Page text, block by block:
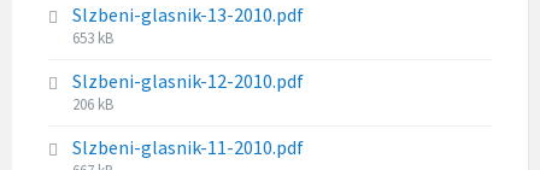
i
z
e
:
l
e
i
z
e
:
Slzbeni-glasnik-13-2010.pdf
F
l
e
i
653 kB
Slzbeni-glasnik-12-2010.pdf
F
l
206 kB
Slzbeni-glasnik-11-2010.pdf